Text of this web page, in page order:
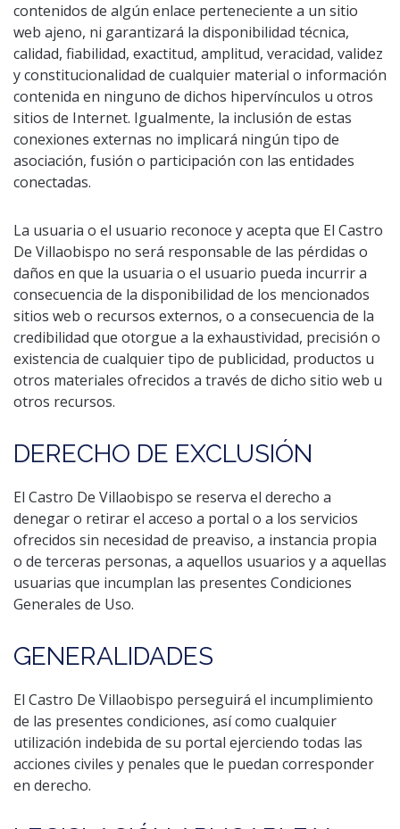
contenidos de algún enlace perteneciente a un sitio
web ajeno, ni garantizará la disponibilidad técnica,
calidad, fiabilidad, exactitud, amplitud, veracidad, validez
y constitucionalidad de cualquier material o información
contenida en ninguno de dichos hipervínculos u otros
sitios de Internet. Igualmente, la inclusión de estas
conexiones externas no implicará ningún tipo de
asociación, fusión o participación con las entidades
conectadas.
La usuaria o el usuario reconoce y acepta que El Castro
De Villaobispo no será responsable de las pérdidas o
daños en que la usuaria o el usuario pueda incurrir a
consecuencia de la disponibilidad de los mencionados
sitios web o recursos externos, o a consecuencia de la
credibilidad que otorgue a la exhaustividad, precisión o
existencia de cualquier tipo de publicidad, productos u
otros materiales ofrecidos a través de dicho sitio web u
otros recursos.
DERECHO DE EXCLUSIÓN
El Castro De Villaobispo se reserva el derecho a
denegar o retirar el acceso a portal o a los servicios
ofrecidos sin necesidad de preaviso, a instancia propia
o de terceras personas, a aquellos usuarios y a aquellas
usuarias que incumplan las presentes Condiciones
Generales de Uso.
GENERALIDADES
El Castro De Villaobispo perseguirá el incumplimiento
de las presentes condiciones, así como cualquier
utilización indebida de su portal ejerciendo todas las
acciones civiles y penales que le puedan corresponder
en derecho.